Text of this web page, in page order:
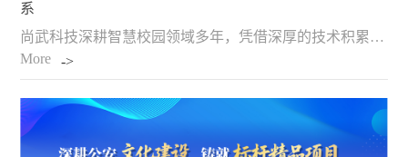
系
尚武科技深耕智慧校园领域多年，凭借深厚的技术积累与行业洞察，为河北美术学院量身打造了覆盖形象外宣、综合商业、生活服务、后勤管理四大领域的完整产品服务体系。 本项目历时七年，历经持续迭代与创新，最终构建起一个高度集成、智能协同的校园服务生态。平台服务4…
More